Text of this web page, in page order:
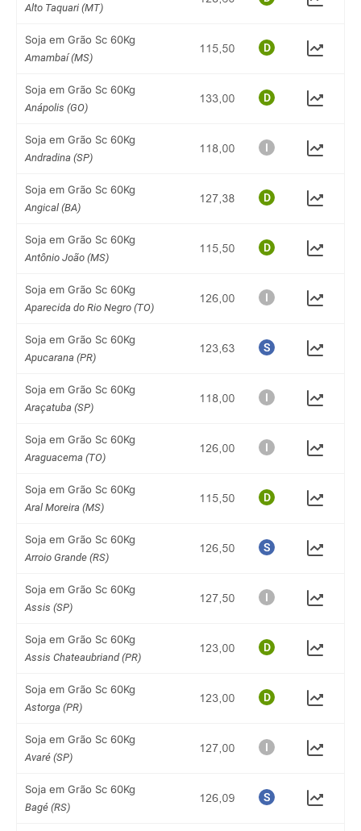
Alto Taquari (MT)
Soja em Grão Sc 60Kg
Amambaí (MS)
Soja em Grão Sc 60Kg
Anápolis (GO)
Soja em Grão Sc 60Kg
Andradina (SP)
Soja em Grão Sc 60Kg
Angical (BA)
Soja em Grão Sc 60Kg
Antônio João (MS)
Soja em Grão Sc 60Kg
Aparecida do Rio Negro (TO)
Soja em Grão Sc 60Kg
Apucarana (PR)
Soja em Grão Sc 60Kg
Araçatuba (SP)
Soja em Grão Sc 60Kg
Araguacema (TO)
Soja em Grão Sc 60Kg
Aral Moreira (MS)
Soja em Grão Sc 60Kg
Arroio Grande (RS)
Soja em Grão Sc 60Kg
Assis (SP)
Soja em Grão Sc 60Kg
Assis Chateaubriand (PR)
Soja em Grão Sc 60Kg
Astorga (PR)
Soja em Grão Sc 60Kg
Avaré (SP)
Soja em Grão Sc 60Kg
Bagé (RS)